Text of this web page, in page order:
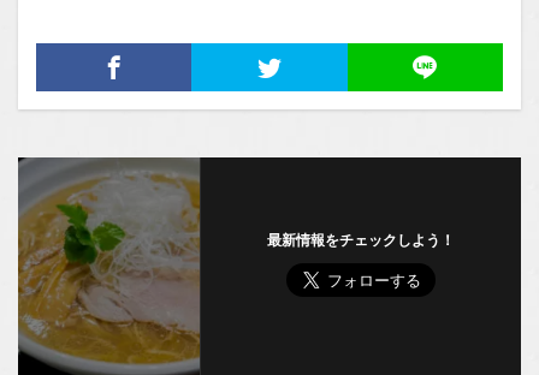
最新情報をチェックしよう！